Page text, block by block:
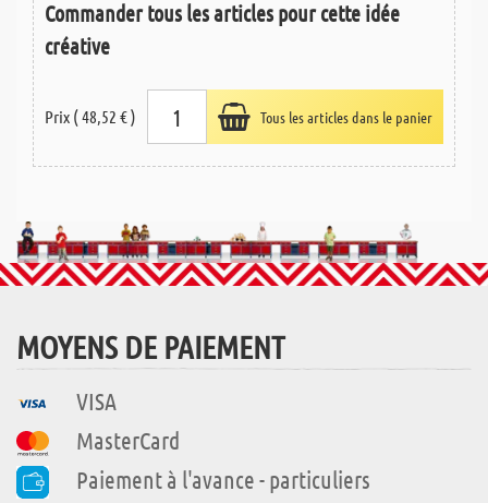
Commander tous les articles pour cette idée
créative
Prix ( 48,52 € ) Tous les articles dans le panier
MOYENS DE PAIEMENT
VISA
MasterCard
Paiement à l'avance - particuliers